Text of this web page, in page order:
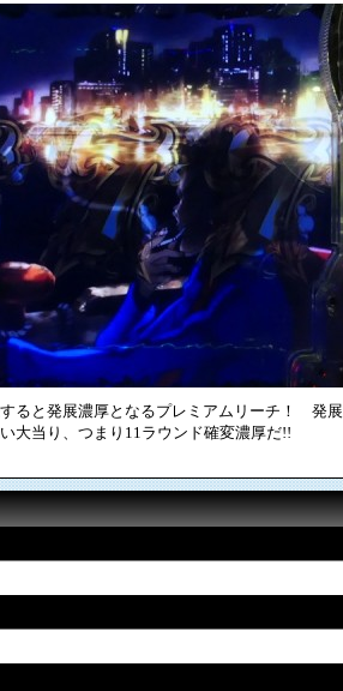
ると発展濃厚となるプレミアムリーチ！ 発展
大当り、つまり11ラウンド確変濃厚だ!!